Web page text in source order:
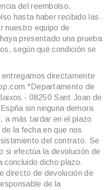
del reembolso.
hasta haber recibido las
nuestro equipo de
presentado una prueba
según qué condición se
directamente
*Departamento de
- 08250 Sant Joan de
sin ninguna demora
a más tardar en el plazo
la fecha en que nos
del contrato. Se
si efectúa la devolución de
concluido dicho plazo.
directo de devolución de
de la